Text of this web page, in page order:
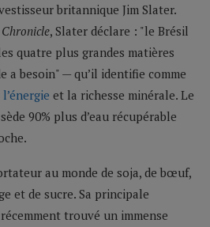
britannique Jim Slater.
Chronicle, Slater déclare : "le Brésil
quatre plus grandes matières
a besoin" — qu’il identifie comme
l’énergie et la richesse minérale. Le
90% plus d’eau récupérable
au monde de soja, de bœuf,
et de sucre. Sa principale
trouvé un immense